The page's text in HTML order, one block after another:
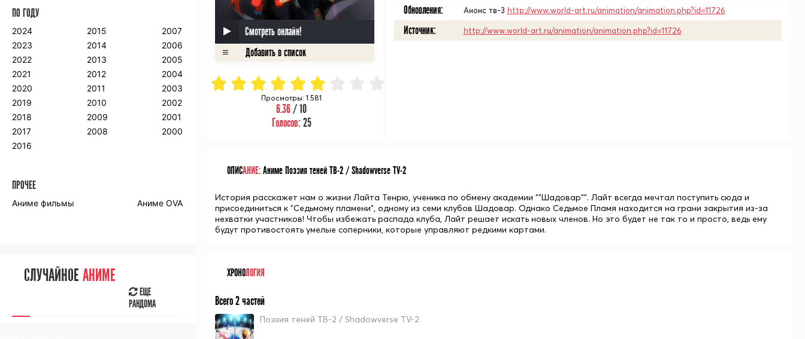
Смотреть онлайн!
Просмотры: 1 581
6.36/ 10
Голосов: 25
Обновления: Анонс тв-3 http://www.world-art.ru/animation/animation.php?id=11726
Источник: http://www.world-art.ru/animation/animation.php?id=11726
ОПИСАНИЕ:Аниме Поэзия теней ТВ-2 / Shadowverse TV-2
История расскажет нам о жизни Лайта Тенрю, ученика по обмену академии ""Шадовар"". Лайт всегда мечтал поступить сюда и
присоединиться к "Седьмому пламени", одному из семи клубов Шадовар. Однако Седьмое Пламя находится на грани закрытия из-за
нехватки участников! Чтобы избежать распада клуба, Лайт решает искать новых членов. Но это будет не так то и просто, ведь ему
будут противостоять умелые соперники, которые управляют редкими картами.
ХРОНОЛОГИЯ
Всего 2 частей
Поэзия теней ТВ-2 / Shadowverse TV-2
ПО ГОДУ
2024
2023
2022
2021
2020
2019
2018
2017
2016
2015
2014
2013
2012
2011
2010
2009
2008
2007
2006
2005
2004
2003
2002
2001
2000
ПРОЧЕЕ
Аниме фильмы Аниме OVA
СЛУЧАЙНОЕ АНИМЕ
ЕЩЕ
РАНДОМА